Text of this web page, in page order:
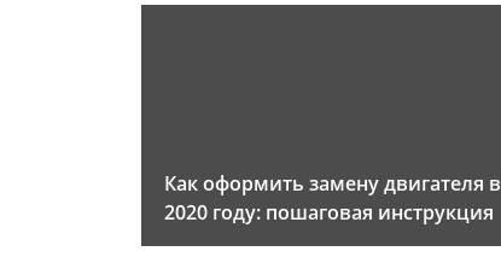
Как оформить замену двигателя в
2020 году: пошаговая инструкция